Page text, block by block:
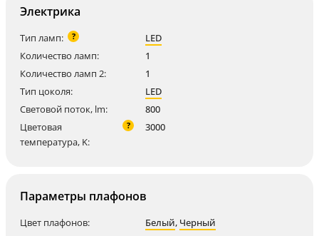
Электрика
Тип ламп: ?
LED
Количество ламп:
1
Количество ламп 2:
1
Тип цоколя:
LED
Световой поток, lm:
800
Цветовая
температура, K:
? 3000
Параметры плафонов
Цвет плафонов: Белый, Черный